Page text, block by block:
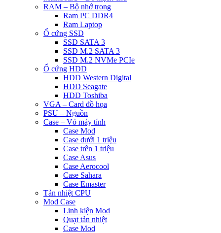
RAM – Bộ nhớ trong
Ram PC DDR4
Ram Laptop
Ổ cứng SSD
SSD SATA 3
SSD M.2 SATA 3
SSD M.2 NVMe PCIe
Ổ cứng HDD
HDD Western Digital
HDD Seagate
HDD Toshiba
VGA – Card đồ họa
PSU – Nguồn
Case – Vỏ máy tính
Case Mod
Case dưới 1 triệu
Case trên 1 triệu
Case Asus
Case Aerocool
Case Sahara
Case Emaster
Tản nhiệt CPU
Mod Case
Linh kiện Mod
Quạt tản nhiệt
Case Mod